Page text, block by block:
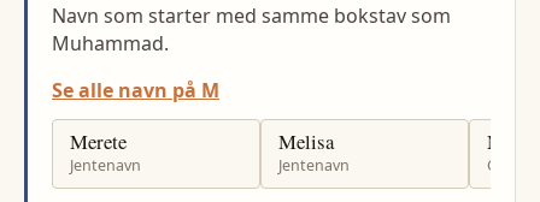
Navn som starter med samme bokstav som
Muhammad.
Se alle navn på M
Merete
Jentenavn
Melisa
Jentenavn